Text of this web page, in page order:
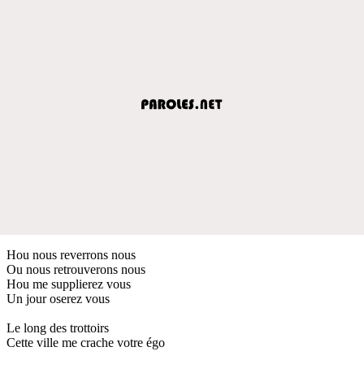
Hou nous reverrons nous
Ou nous retrouverons nous
Hou me supplierez vous
Un jour oserez vous
Le long des trottoirs
Cette ville me crache votre égo